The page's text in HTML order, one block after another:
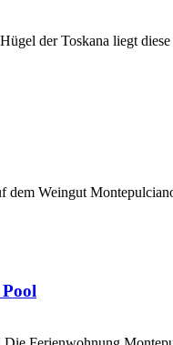
der Toskana liegt
Weingut